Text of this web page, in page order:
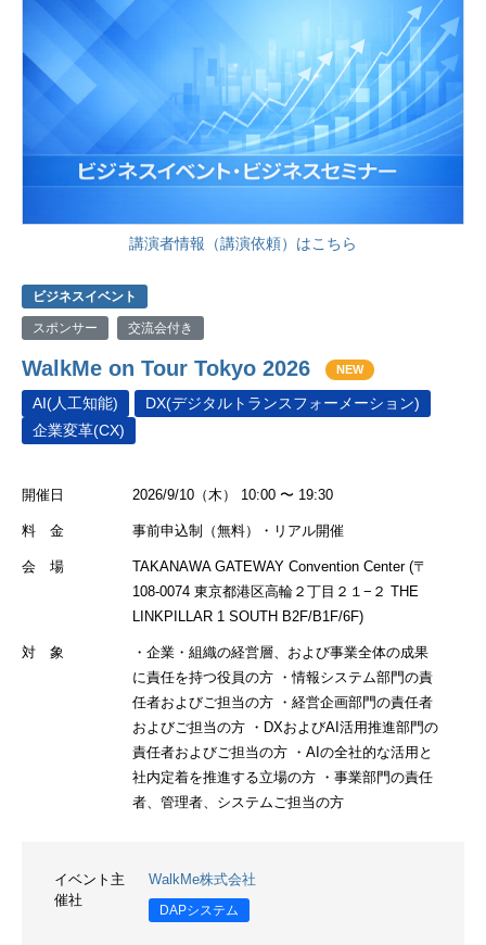
講演者情報（講演依頼）はこちら
ビジネスイベント
スポンサー 交流会付き
WalkMe on Tour Tokyo 2026 NEW
AI(人工知能)
DX(デジタルトランスフォーメーション)
企業変革(CX)
開催日 2026/9/10（木） 10:00 〜 19:30
料 金 事前申込制（無料）・リアル開催
会 場
TAKANAWA GATEWAY Convention Center (〒
108-0074 東京都港区高輪２丁目２１−２ THE
LINKPILLAR 1 SOUTH B2F/B1F/6F)
対 象
・企業・組織の経営層、および事業全体の成果
に責任を持つ役員の方 ・情報システム部門の責
任者およびご担当の方 ・経営企画部門の責任者
およびご担当の方 ・DXおよびAI活用推進部門の
責任者およびご担当の方 ・AIの全社的な活用と
社内定着を推進する立場の方 ・事業部門の責任
者、管理者、システムご担当の方
イベント主
催社
WalkMe株式会社
DAPシステム